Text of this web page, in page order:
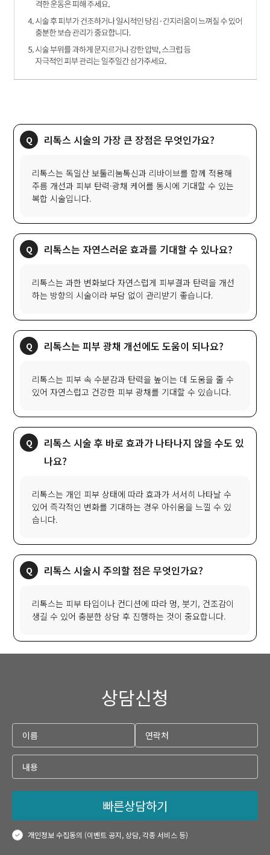
리톡스 시술의 가장 큰 장점은 무엇인가요?
리톡스는 독일산 보툴리눔톡신과 리바이브를 함께 적용해
주름 개선과 피부 탄력·광채 케어를 동시에 기대할 수 있는
복합 시술입니다.
리톡스는 자연스러운 효과를 기대할 수 있나요?
리톡스는 과한 변화보다 자연스럽게 피부결과 탄력을 개선
하는 방향의 시술이라 부담 없이 관리받기 좋습니다.
리톡스는 피부 광채 개선에도 도움이 되나요?
리톡스는 피부 속 수분감과 탄력을 높이는 데 도움을 줄 수
있어 자연스럽고 건강한 피부 광채를 기대할 수 있습니다.
리톡스 시술 후 바로 효과가 나타나지 않을 수도 있
나요?
리톡스는 개인 피부 상태에 따라 효과가 서서히 나타날 수
있어 즉각적인 변화를 기대하는 경우 아쉬움을 느낄 수 있
습니다.
리톡스 시술시 주의할 점은 무엇인가요?
리톡스는 피부 타입이나 컨디션에 따라 멍, 붓기, 건조감이
생길 수 있어 충분한 상담 후 진행하는 것이 중요합니다.
상담신청
빠른상담하기
개인정보 수집동의 (이벤트 공지, 상담, 각종 서비스 등)